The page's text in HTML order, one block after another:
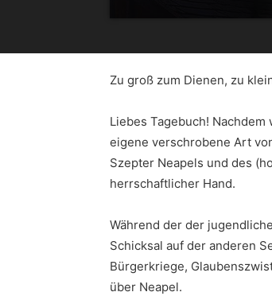
Zu groß zum Dienen, zu
Liebes Tagebuch!
eigene verschrobene Art
Szepter Neapels und des
herrschaftlicher Hand.
Während der der
Schicksal auf der anderen
Bürgerkriege,
über Neapel.